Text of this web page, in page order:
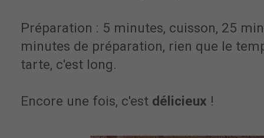
Préparation : 5 minutes, cuisson, 25
minutes de préparation, rien que le
tarte, c'est long.
Encore une fois, c'est délicieux !